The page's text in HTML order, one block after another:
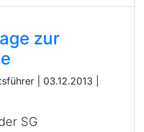
zur
| 03.12.2013
SG